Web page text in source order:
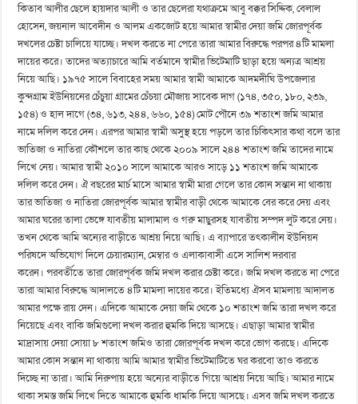
কিতাব আলীর ছেলে হায়দার আলী ও তার ছেলেরা যথাক্রমে আবু বক্কর সিদ্দিক, বেলাল
হোসেন, জয়নাল আবেদীন ও আলম একজোট হয়ে আমার স্বামীর দেয়া জমি জোরপূর্বক
দখলের চেষ্টা চালিয়ে যাচ্ছে। দখল করতে না পেরে তারা আমার বিরুদ্ধে পরপর ৪টি মামলা
দায়ের করে। তাদের অত্যাচারে আমি বর্তমানে স্বামীর ভিটেমাটি ছাড়া হয়ে অন্যত্র আশ্রয়
নিয়ে আছি। ১৯৭৫ সালে বিবাহের সময় আমার স্বামী আমাকে আদমদীঘি উপজেলার
কুন্দগ্রাম ইউনিয়নের চেঁচুয়া গ্রামের চেঁচয়া মৌজায় সাবেক দাগ (১৭৪, ৩৫০, ১৮০, ২৩৯,
১৫৪) ও হাল দাগে (৩৪, ৬১৩, ২৪৪, ৬৬০, ১৫৪) মোট পৌনে ৩৯ শতাংশ জমি আমার
নামে দলিল করে দেন। এরপর আমার স্বামী অসুস্থ হয়ে পড়লে তার চিকিৎসার কথা বলে তার
ভাতিজা ও নাতিরা কৌশলে তার কাছ থেকে ২০০৯ সালে ২৪৪ শতাংশ জমি তাদের নামে
লিখে নেয়। আমার স্বামী ২০১০ সালে আমাকে আরও সাড়ে ১১ শতাংশ জমি আমাকে
দলিল করে দেন। ঐ বছরের মার্চ মাসে আমার স্বামী মারা গেলে তার কোন সন্তান না থাকায়
তার ভাতিজা ও নাতিরা জোরপূর্বক আমার স্বামীর বাড়ী থেকে আমাকে বের করে দেয় এবং
আমার ঘরের তালা ভেঙ্গে যাবতীয় মালামাল ও গরু মাছুরসহ যাবতীয় সম্পদ লুট করে নেয়।
তখন থেকে আমি অন্যের বাড়ীতে আশ্রয় নিয়ে আছি। এ ব্যাপারে তৎকালীন ইউনিয়ন
পরিষদে অভিযোগ দিলে চেয়ারম্যান, মেম্বার ও এলাকাবাসী এসে সালিশ দরবার
করেন। পরবর্তীতে তারা জোরপূর্বক জমি দখল করার চেষ্টা করে। জমি দখল করতে না পেরে
তারা আমার বিরুদ্ধে আদালতে ৪টি মামলা দায়ের করে। ইতিমধ্যে ঐসব মামলায় আদালত
আমার পক্ষে রায় দেন। এদিকে আমাকে দেয়া জমি থেকে ১০ শতাংশ জমি তারা দখল করে
নিয়েছে এবং বাকি জমিগুলো দখল করার হুমকি দিয়ে আসছে। এছাড়া আমার স্বামীর
মাদ্রাসায় দেয়া সোয়া ৮ শতাংশ জমিও তারা জোরপূর্বক দখল করে ভোগ করছে। এদিকে
আমার কোন সন্তান না থাকায় আমি আমার স্বামীর ভিটেমাটিতে ঘর করবো তাও করতে
দিচ্ছে না তারা। আমি নিরুপায় হয়ে অন্যের বাড়ীতে গিয়ে আশ্রয় নিয়ে আছি। আমার নামে
থাকা সমস্ত জমি লিখে দিতে আমাকে হুমকি ধামকি দিয়ে আসছে। এসব জমি দখল করতে